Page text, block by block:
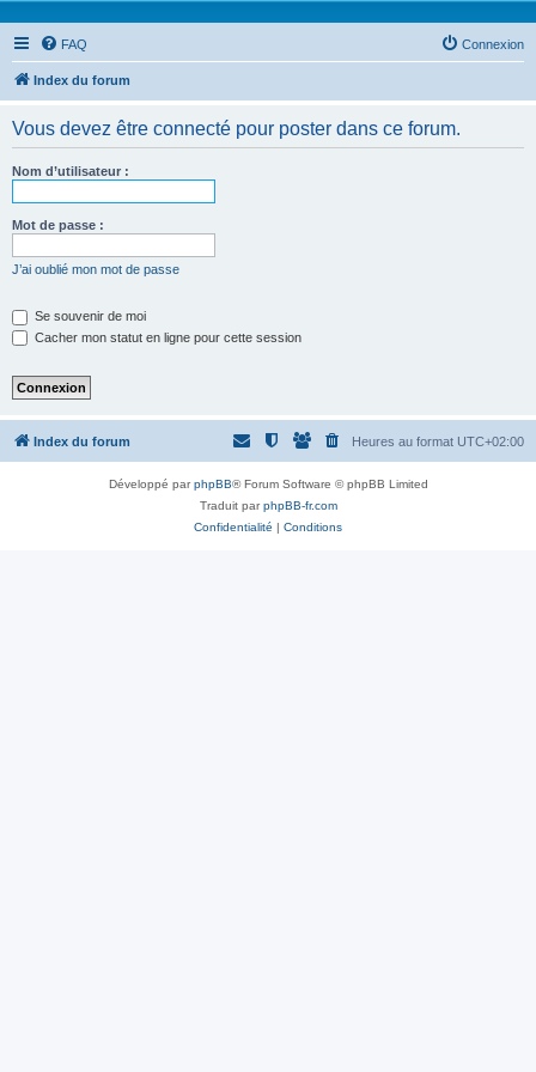
FAQ Connexion
Index du forum
Vous devez être connecté pour poster dans ce forum.
Nom d’utilisateur :
Mot de passe :
J’ai oublié mon mot de passe
Se souvenir de moi
Cacher mon statut en ligne pour cette session
Index du forum Heures au format UTC+02:00
Développé parphpBB® Forum Software © phpBB Limited
Traduit parphpBB-fr.com
Confidentialité | Conditions